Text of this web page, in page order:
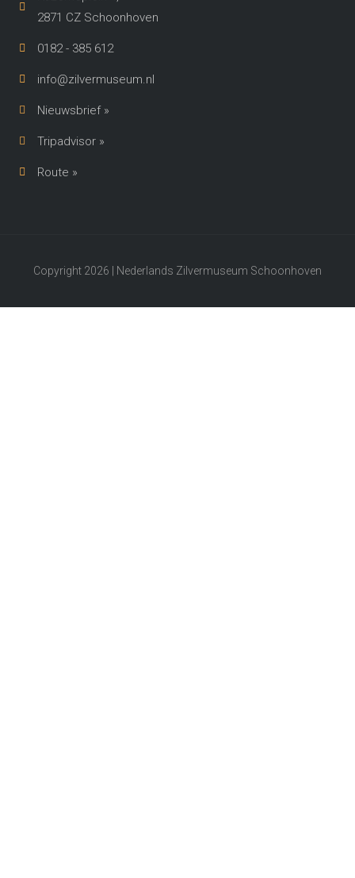
2871 CZ Schoonhoven​
0182 - 385 612
info@zilvermuseum.nl
Nieuwsbrief »
Tripadvisor »
Route »
Copyright 2026 | Nederlands Zilvermuseum Schoonhoven